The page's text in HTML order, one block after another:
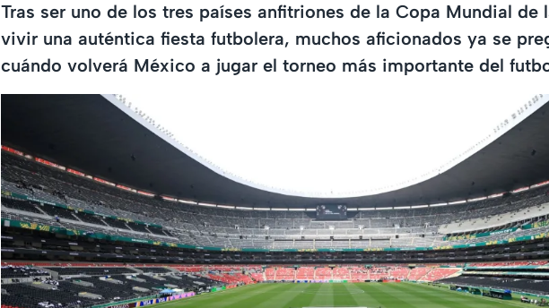
Tras ser uno de los tres países anfitriones de la Copa Mundial de
vivir una auténtica fiesta futbolera, muchos aficionados ya se
cuándo volverá México a jugar el torneo más importante del